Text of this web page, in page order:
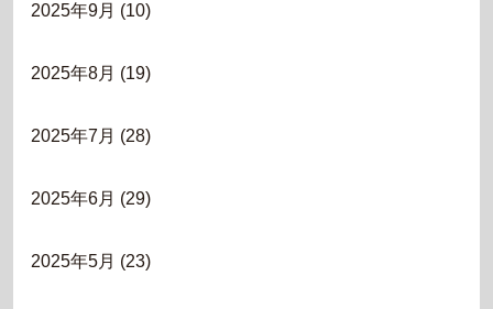
2025年9月 (10)
2025年8月 (19)
2025年7月 (28)
2025年6月 (29)
2025年5月 (23)